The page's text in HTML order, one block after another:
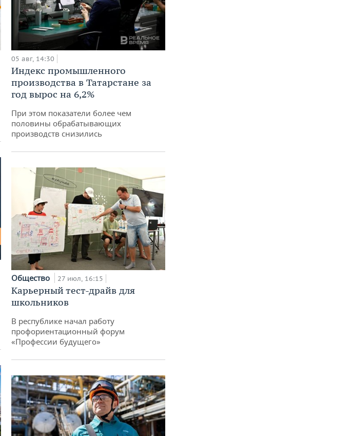
05 авг, 14:30
Индекс промышленного
производства в Татарстане за
год вырос на 6,2%
При этом показатели более чем
половины обрабатывающих
производств снизились
Общество 27 июл, 16:15
Карьерный тест-драйв для
школьников
В республике начал работу
профориентационный форум
«Профессии будущего»